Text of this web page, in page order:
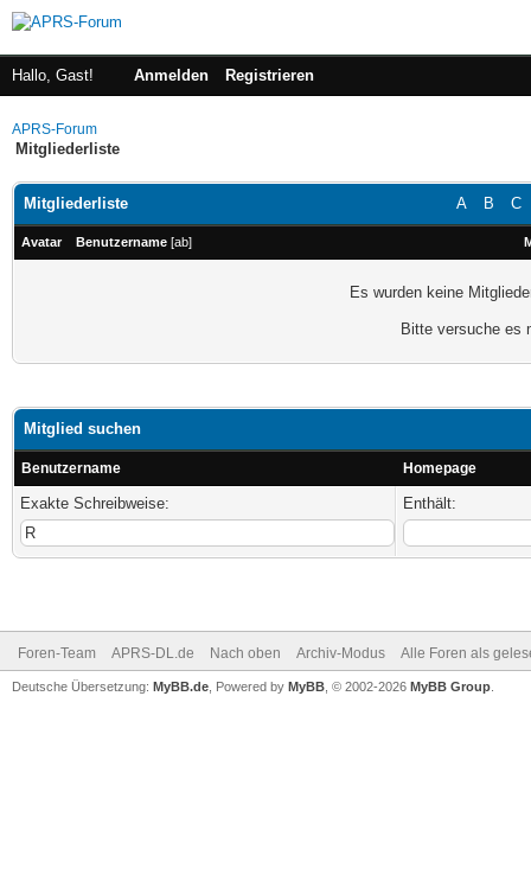
Hallo, Gast! Anmelden Registrieren
APRS-Forum
Mitgliederliste
A B C
Mitgliederliste
Avatar Benutzername [ab]
Es wurden keine
Bitte versuche es
Mitglied suchen
Benutzername Homepage
Exakte Schreibweise: Enthält:
Foren-Team APRS-DL.de Nach oben Archiv-Modus Alle Foren als
Deutsche Übersetzung: MyBB.de , Powered by MyBB , © 2002-2026 MyBB Group